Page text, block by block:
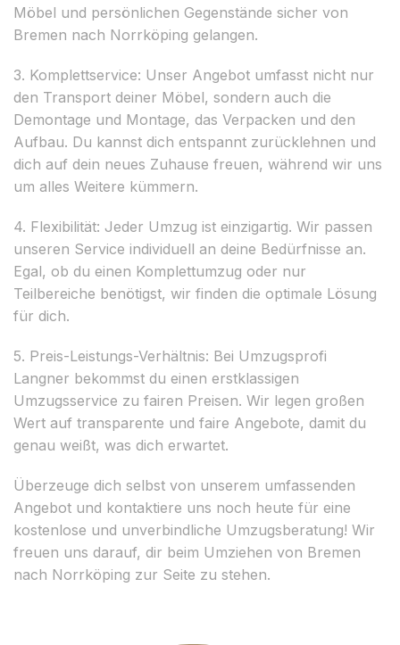
Möbel und persönlichen Gegenstände sicher von
Bremen nach Norrköping gelangen.
3. Komplettservice: Unser Angebot umfasst nicht nur
den Transport deiner Möbel, sondern auch die
Demontage und Montage, das Verpacken und den
Aufbau. Du kannst dich entspannt zurücklehnen und
dich auf dein neues Zuhause freuen, während wir uns
um alles Weitere kümmern.
4. Flexibilität: Jeder Umzug ist einzigartig. Wir passen
unseren Service individuell an deine Bedürfnisse an.
Egal, ob du einen Komplettumzug oder nur
Teilbereiche benötigst, wir finden die optimale Lösung
für dich.
5. Preis-Leistungs-Verhältnis: Bei Umzugsprofi
Langner bekommst du einen erstklassigen
Umzugsservice zu fairen Preisen. Wir legen großen
Wert auf transparente und faire Angebote, damit du
genau weißt, was dich erwartet.
Überzeuge dich selbst von unserem umfassenden
Angebot und kontaktiere uns noch heute für eine
kostenlose und unverbindliche Umzugsberatung! Wir
freuen uns darauf, dir beim Umziehen von Bremen
nach Norrköping zur Seite zu stehen.